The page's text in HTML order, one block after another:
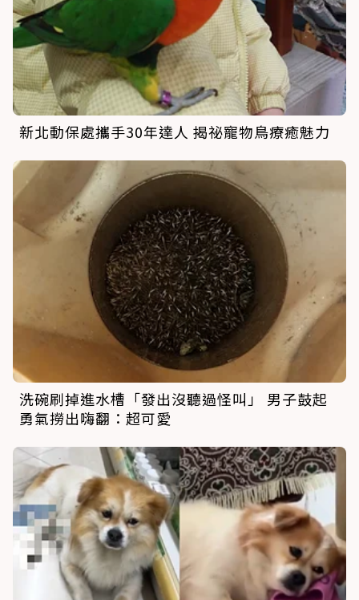
新北動保處攜手30年達人 揭祕寵物鳥療癒魅力
洗碗刷掉進水槽「發出沒聽過怪叫」 男子鼓起
勇氣撈出嗨翻：超可愛